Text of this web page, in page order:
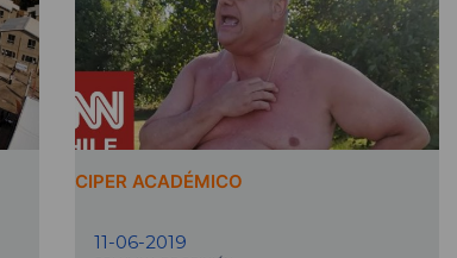
CIPER ACADÉMICO
11-06-2019